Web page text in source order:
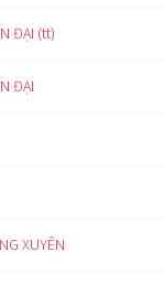
ĐẠI (tt)
ĐẠI
XUYÊN